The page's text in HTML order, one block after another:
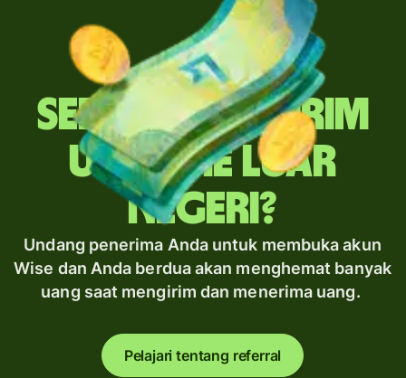
Sering mengirim
uang ke luar
negeri?
Undang penerima Anda untuk membuka akun
Wise dan Anda berdua akan menghemat banyak
uang saat mengirim dan menerima uang.
Pelajari tentang referral